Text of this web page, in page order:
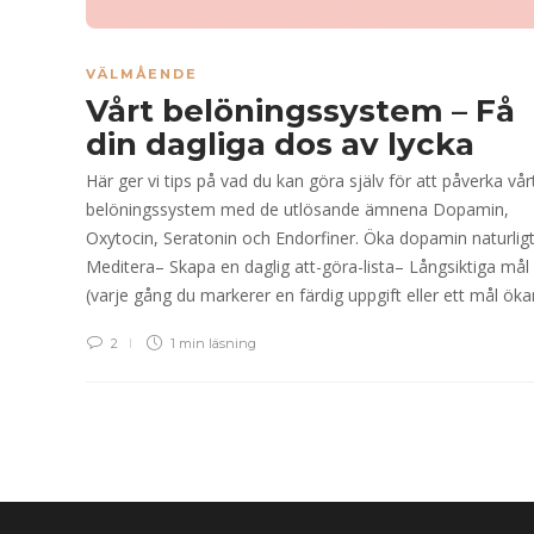
VÄLMÅENDE
Vårt belöningssystem – Få
din dagliga dos av lycka
Här ger vi tips på vad du kan göra själv för att påverka
belöningssystem med de utlösande ämnena Dopamin,
Oxytocin, Seratonin och Endorfiner. Öka dopamin
Meditera– Skapa en daglig att-göra-lista– Långsiktiga mål
(varje gång du markerer en färdig uppgift eller ett mål
2 1 min läsning